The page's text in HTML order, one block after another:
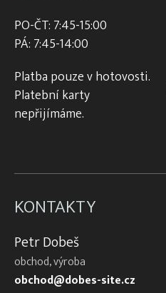
PO-ČT: 7:45-15:00
PÁ: 7:45-14:00
Platba pouze v hotovosti.
Platební karty
nepřijímáme.
KONTAKTY
Petr Dobeš
obchod, výroba
obchod@dobes-site.cz